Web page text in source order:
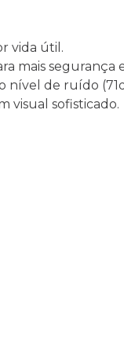
vida útil.
mais
nível de ruído
visual sofisticado.